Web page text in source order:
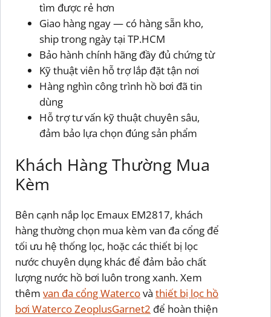
tìm được rẻ hơn
Giao hàng ngay — có hàng sẵn kho,
ship trong ngày tại TP.HCM
Bảo hành chính hãng đầy đủ chứng từ
Kỹ thuật viên hỗ trợ lắp đặt tận nơi
Hàng nghìn công trình hồ bơi đã tin
dùng
Hỗ trợ tư vấn kỹ thuật chuyên sâu,
đảm bảo lựa chọn đúng sản phẩm
Khách Hàng Thường Mua
Kèm
Bên cạnh nắp lọc Emaux EM2817, khách
hàng thường chọn mua kèm van đa cổng để
tối ưu hệ thống lọc, hoặc các thiết bị lọc
nước chuyên dụng khác để đảm bảo chất
lượng nước hồ bơi luôn trong xanh. Xem
thêm van đa cổng Watercovà thiết bị lọc hồ
bơi Waterco ZeoplusGarnet2 để hoàn thiện